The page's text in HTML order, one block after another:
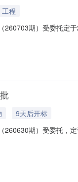
工程
260703期）受委托定
15日。其他未尽事
9天后开标
260630期）受委托，
日。竞买人须登记注